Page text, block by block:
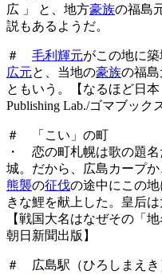
広 」 と、地方豪族の福島
説もあるようだ。
＃ 毛利輝元がこの地に築
広元と、当地の豪族の福
ともいう。【なるほど
Publishing Lab./ゴマブック
＃ 「こい」の町
・ 恋の町札幌は歌の題
城。だから、広島カープ
熊襲の征伐の途中にこの
きな鯉を献上した。皇后
【戦国大名はなぜその
朝日新聞出版】
＃ 広島駅（ひろしまえ